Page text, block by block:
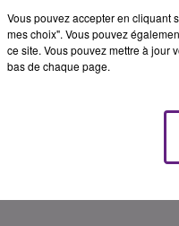
Vous pouvez accepter en cliquant
mes choix". Vous pouvez
ce site. Vous pouvez mettre à jour
bas de chaque page.